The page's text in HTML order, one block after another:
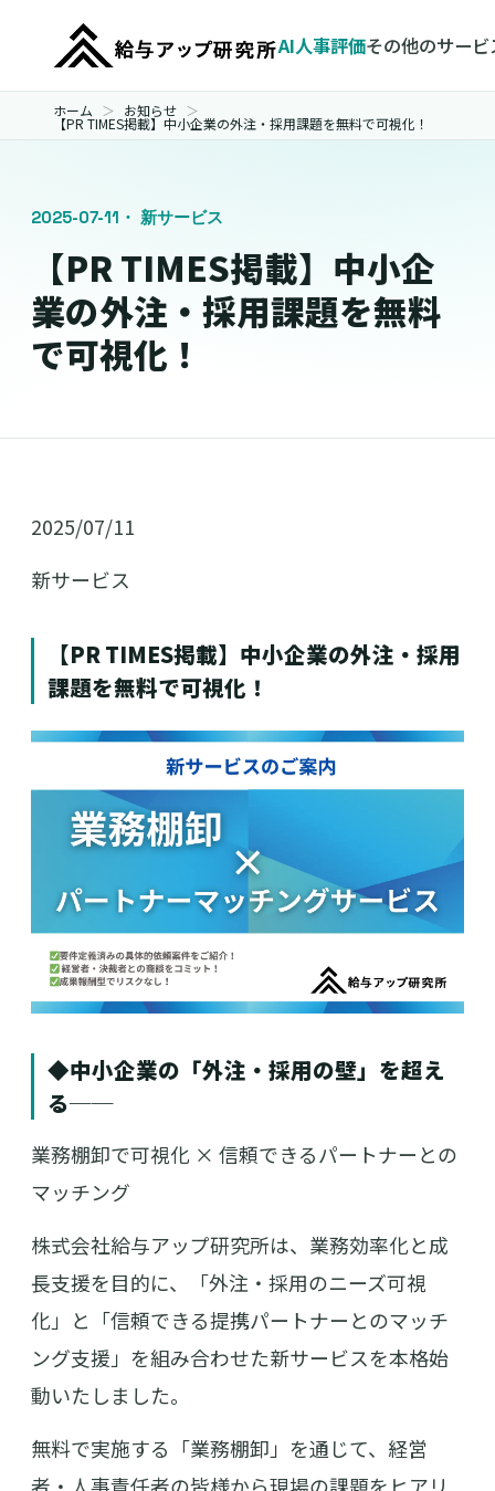
AI人事評価その他のサービ
ホーム お知らせ
【PR TIMES掲載】中小企業の外注・採用課題を無料で可視化！
2025-07-11 ・ 新サービス
【PR TIMES掲載】中小企
業の外注・採用課題を無料
で可視化！
2025/07/11
新サービス
【PR TIMES掲載】中小企業の外注・採用
課題を無料で可視化！
◆中小企業の「外注・採用の壁」を超え
る──
業務棚卸で可視化 × 信頼できるパートナーとの
マッチング
株式会社給与アップ研究所は、業務効率化と成
長支援を目的に、「外注・採用のニーズ可視
化」と「信頼できる提携パートナーとのマッチ
ング支援」を組み合わせた新サービスを本格始
動いたしました。
無料で実施する「業務棚卸」を通じて、経営